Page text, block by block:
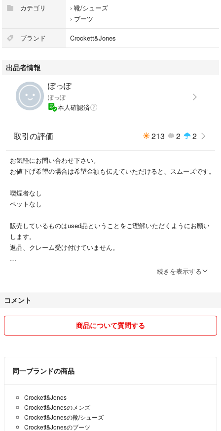
フィッティング E （全長29.0、最大幅10.5、高さ14.0
※カテゴリーのサイズは当てはまるまのが無かったため、26㎝を選択して
います。
カテゴリ
› 靴/シューズ
› ブーツ
ブランド Crockett&Jones
出品者情報
ぽっぽ
ぽっぽ
本人確認済
取引の評価 213 2 2
お気軽にお問い合わせ下さい。
お値下げ希望の場合は希望金額も伝えていただけると、スムーズです。
喫煙者なし
ペットなし
販売しているものはused品ということをご理解いただくようにお願い
します。
返品、クレーム受け付けていません。
交渉中の場合でも先に購入された方を優先させていただきます。
な方だと判断した場合は、お取引きをキャンセルさせていただく場合が
続きを表示する
コメント
商品について質問する
同一ブランドの商品
Crockett&Jones
Crockett&Jonesのメンズ
Crockett&Jonesの靴/シューズ
Crockett&Jonesのブーツ